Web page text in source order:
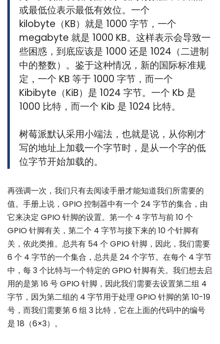
或最低位表示最低有效位。一个
kilobyte（KB）就是 1000 字节，一个
megabyte 就是 1000 KB。这样表示会导致一
些困惑，到底应该是 1000 还是 1024（二进制
中的整数）。鉴于这种情况，新的国际标准规
定，一个 KB 等于 1000 字节，而一个
Kibibyte（KiB）是 1024 字节。一个 Kb 是
1000 比特，而一个 Kib 是 1024 比特。
树莓派默认采用小端法，也就是说，从你刚才
写的地址上加载一个字节时，是从一个字的低
位字节开始加载的。
再强调一次，我们只有去阅读手册才能知道我们所需要的
值。手册上说，GPIO 控制器中有一个 24 字节的集合，由
它来决定 GPIO 针脚的设置。第一个 4 字节与前 10 个
GPIO 针脚有关，第二个 4 字节与接下来的 10 个针脚有
关，依此类推。总共有 54 个 GPIO 针脚，因此，我们需要
6 个 4 字节的一个集合，总共是 24 个字节。在每个 4 字节
中，每 3 个比特与一个特定的 GPIO 针脚有关。我们想去启
用的是第 16 号 GPIO 针脚，因此我们需要去设置第二组 4
字节，因为第二组的 4 字节用于处理 GPIO 针脚的第 10-19
号，而我们需要第 6 组 3 比特，它在上面的代码中的编号
是 18（6×3）。